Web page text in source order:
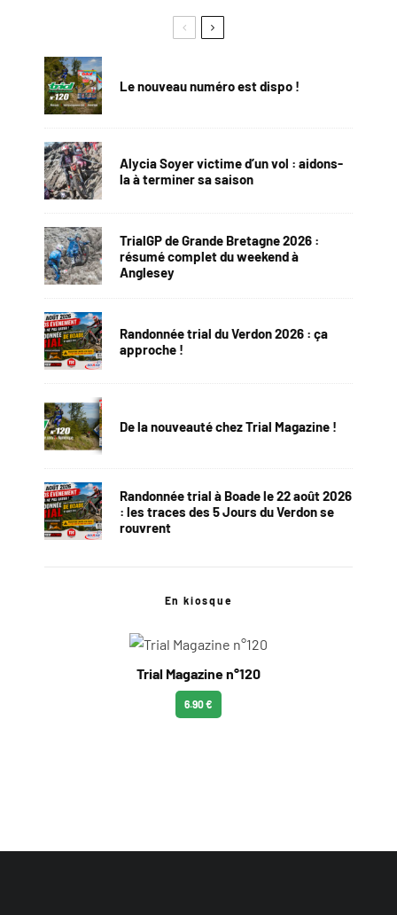
Le nouveau numéro est dispo !
Alycia Soyer victime d’un vol : aidons-
la à terminer sa saison
TrialGP de Grande Bretagne 2026 :
résumé complet du weekend à
Anglesey
Randonnée trial du Verdon 2026 : ça
approche !
De la nouveauté chez Trial Magazine !
Randonnée trial à Boade le 22 août 2026
: les traces des 5 Jours du Verdon se
rouvrent
En kiosque
Trial Magazine n°120
6.90 €